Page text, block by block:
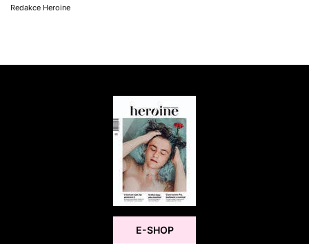
Redakce Heroine
E-SHOP